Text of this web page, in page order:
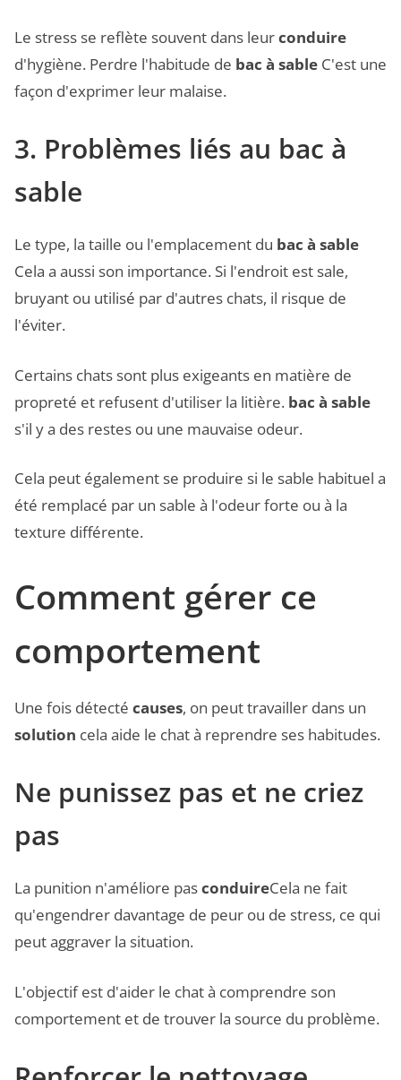
Le stress se reflète souvent dans leurconduire
d'hygiène. Perdre l'habitude de bac à sable C'est une
façon d'exprimer leur malaise.
3. Problèmes liés au bac à
sable
Le type, la taille ou l'emplacement du bac à sable
Cela a aussi son importance. Si l'endroit est sale,
bruyant ou utilisé par d'autres chats, il risque de
l'éviter.
Certains chats sont plus exigeants en matière de
propreté et refusent d'utiliser la litière. bac à sable
s'il y a des restes ou une mauvaise odeur.
Cela peut également se produire si le sable habituel a
été remplacé par un sable à l'odeur forte ou à la
texture différente.
Comment gérer ce
comportement
Une fois détecté causes, on peut travailler dans un
solution cela aide le chat à reprendre ses habitudes.
Ne punissez pas et ne criez
pas
La punition n'améliore pasconduireCela ne fait
qu'engendrer davantage de peur ou de stress, ce qui
peut aggraver la situation.
L'objectif est d'aider le chat à comprendre son
comportement et de trouver la source du problème.